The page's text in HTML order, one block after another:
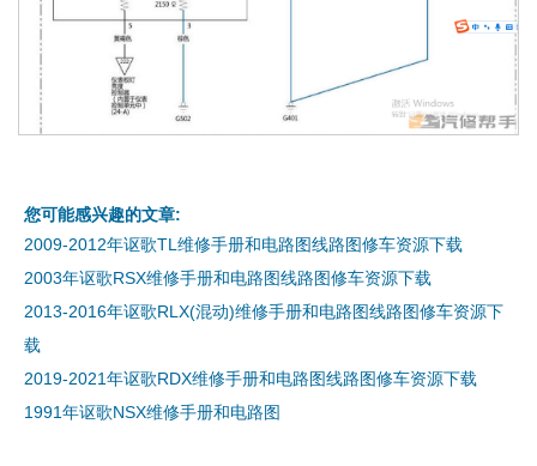
您可能感兴趣的文章:
2009-2012年讴歌TL维修手册和电路图线路图修车资源下载
2003年讴歌RSX维修手册和电路图线路图修车资源下载
2013-2016年讴歌RLX(混动)维修手册和电路图线路图修车资源下
载
2019-2021年讴歌RDX维修手册和电路图线路图修车资源下载
1991年讴歌NSX维修手册和电路图